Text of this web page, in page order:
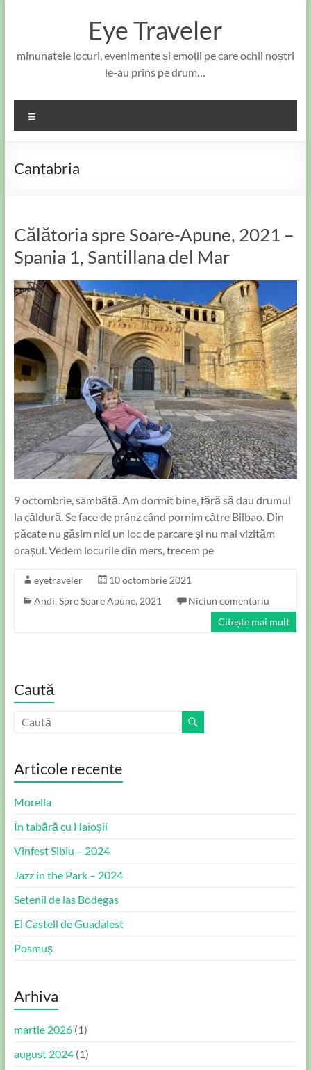
Eye Traveler
minunatele locuri, evenimente și emoții pe care ochii noștri
le-au prins pe drum…
Cantabria
Călătoria spre Soare-Apune, 2021 –
Spania 1, Santillana del Mar
9 octombrie, sâmbătă. Am dormit bine, fără să dau drumul
la căldură. Se face de prânz când pornim către Bilbao. Din
păcate nu găsim nici un loc de parcare și nu mai vizităm
orașul. Vedem locurile din mers, trecem pe
eyetraveler
10 octombrie 2021
Andi, Spre Soare Apune, 2021
Niciun comentariu
Citește mai mult
Caută
Articole recente
Morella
În tabără cu Haioșii
Vinfest Sibiu – 2024
Jazz in the Park – 2024
Setenil de las Bodegas
El Castell de Guadalest
Posmuș
Arhiva
martie 2026(1)
august 2024(1)